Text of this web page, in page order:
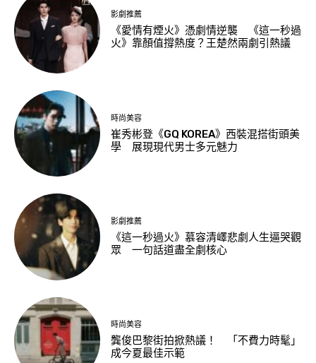
影劇推薦
《愛情有煙火》憑劇情逆襲 《這一秒過
火》靠顏值撐熱度？王楚然兩劇引熱議
時尚美容
崔秀彬登《GQ KOREA》西裝混搭街頭美
學 展現現代男士多元魅力
影劇推薦
《這一秒過火》慕容清嶧悲劇人生逼哭觀
眾 一句話道盡全劇核心
時尚美容
龔俊巴黎街拍掀熱議！ 「不費力時髦」
成今夏最佳示範